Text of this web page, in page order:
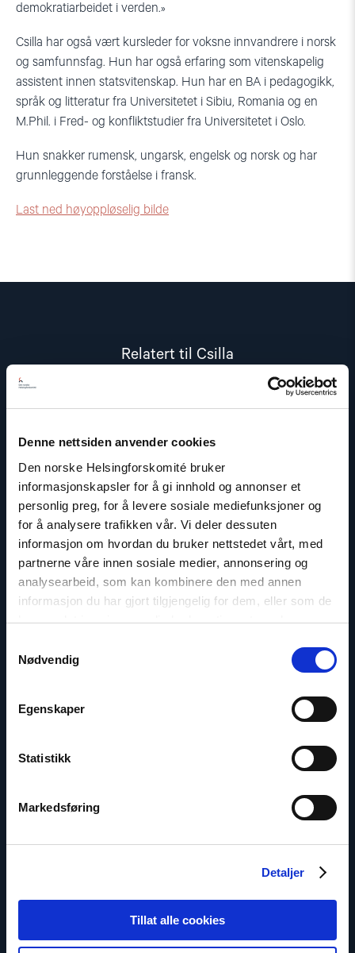
Denne nettsiden anvender cookies
Den norske Helsingforskomité bruker
informasjonskapsler for å gi innhold og annonser et
personlig preg, for å levere sosiale mediefunksjoner og
for å analysere trafikken vår. Vi deler dessuten
informasjon om hvordan du bruker nettstedet vårt, med
partnerne våre innen sosiale medier, annonsering og
analysearbeid, som kan kombinere den med annen
informasjon du har gjort tilgjengelig for dem, eller som de
har samlet inn gjennom din bruk av tjenestene deres.
Nødvendig
Egenskaper
Statistikk
Markedsføring
Detaljer
Tillat alle cookies
demokratiarbeidet i verden.»
Csilla har også vært kursleder for voksne innvandrere i norsk
og samfunnsfag. Hun har også erfaring som vitenskapelig
assistent innen statsvitenskap. Hun har en BA i pedagogikk,
språk og litteratur fra Universitetet i Sibiu, Romania og en
M.Phil. i Fred- og konfliktstudier fra Universitetet i Oslo.
Hun snakker rumensk, ungarsk, engelsk og norsk og har
grunnleggende forståelse i fransk.
Last ned høyoppløselig bilde
Relatert til Csilla
Land
beliggenheten mellom øst og vest.
article